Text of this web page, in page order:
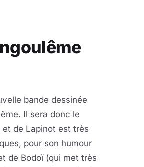
bande dessinée
Il sera donc le
de Lapinot est très
pour son humour
de Bodoï (qui met très